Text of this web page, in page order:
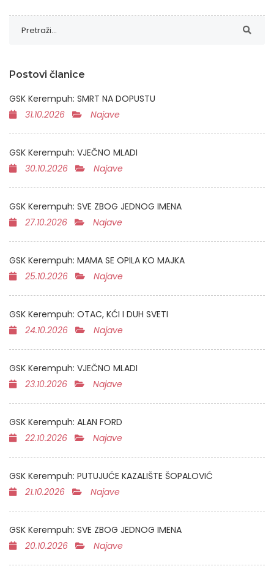
Postovi članice
GSK Kerempuh: SMRT NA DOPUSTU
31.10.2026
Najave
GSK Kerempuh: VJEČNO MLADI
30.10.2026
Najave
GSK Kerempuh: SVE ZBOG JEDNOG IMENA
27.10.2026
Najave
GSK Kerempuh: MAMA SE OPILA KO MAJKA
25.10.2026
Najave
GSK Kerempuh: OTAC, KĆI I DUH SVETI
24.10.2026
Najave
GSK Kerempuh: VJEČNO MLADI
23.10.2026
Najave
GSK Kerempuh: ALAN FORD
22.10.2026
Najave
GSK Kerempuh: PUTUJUĆE KAZALIŠTE ŠOPALOVIĆ
21.10.2026
Najave
GSK Kerempuh: SVE ZBOG JEDNOG IMENA
20.10.2026
Najave